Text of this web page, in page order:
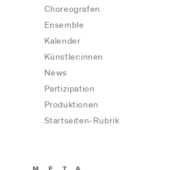
Choreografen
Ensemble
Kalender
Künstler:innen
News
Partizipation
Produktionen
Startseiten-Rubrik
META